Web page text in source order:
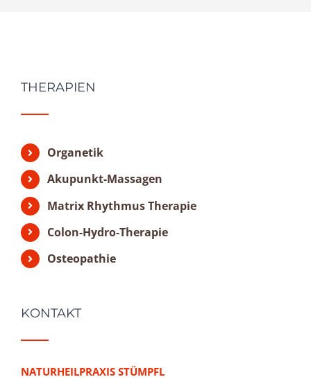
THERAPIEN
Organetik
Akupunkt-Massagen
Matrix Rhythmus Therapie
Colon-Hydro-Therapie
Osteopathie
KONTAKT
NATURHEILPRAXIS STÜMPFL